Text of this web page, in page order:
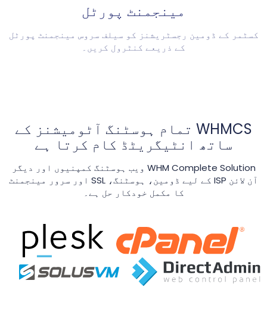
مینجمنٹ پورٹل
کسٹمر کے ڈومین رجسٹریشنز کو سیلف سروس مینجمنٹ پورٹل
کے ذریعے کنٹرول کریں۔
WHMCS تمام ہوسٹنگ آٹومیشنز کے
ساتھ انٹیگریٹڈ کام کرتا ہے
WHM Complete Solution ویب ہوسٹنگ کمپنیوں اور دیگر
آن لائن ISP کے لیے ڈومین، ہوسٹنگ، SSL اور سرور مینجمنٹ
کا مکمل خودکار حل ہے۔